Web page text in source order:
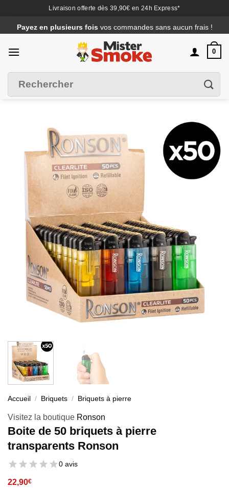
Livraison offerte dès 39,90€ en 24h Express*
au
contenu
Payez en plusieurs fois vos commandes sans aucun frais !
0
pour :
Accueil / Briquets / Briquets à pierre
Visitez la boutique Ronson
Boite de 50 briquets à pierre
transparents Ronson
0 avis
22,90€